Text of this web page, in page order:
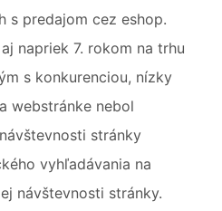
s predajom cez eshop.
napriek 7. rokom na trhu
s konkurenciou, nízky
webstránke nebol
stránky
vyhľadávania na
návštevnosti stránky.